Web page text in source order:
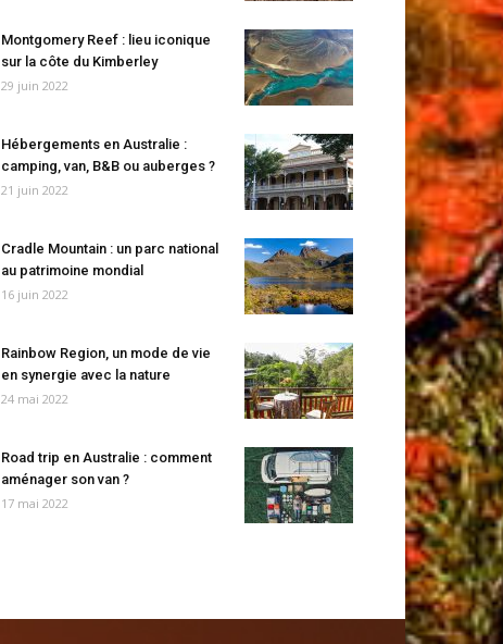
Montgomery Reef : lieu iconique
sur la côte du Kimberley
29 juin 2022
Hébergements en Australie :
camping, van, B&B ou auberges ?
21 juin 2022
Cradle Mountain : un parc national
au patrimoine mondial
16 juin 2022
Rainbow Region, un mode de vie
en synergie avec la nature
24 mai 2022
Road trip en Australie : comment
aménager son van ?
17 mai 2022